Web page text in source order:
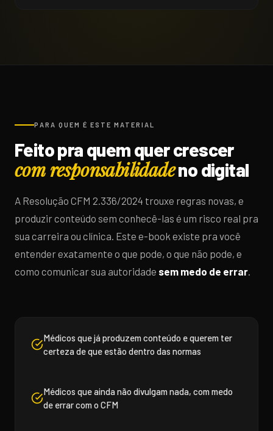
PARA QUEM É ESTE MATERIAL
Feito pra quem quer crescer
com responsabilidadeno digital
A Resolução CFM 2.336/2024 trouxe regras novas, e
produzir conteúdo sem conhecê-las é um risco real pra
sua carreira ou clínica. Este e-book existe pra você
entender exatamente o que pode, o que não pode, e
como comunicar sua autoridade sem medo de errar.
Médicos que já produzem conteúdo e querem ter
certeza de que estão dentro das normas
Médicos que ainda não divulgam nada, com medo
de errar com o CFM